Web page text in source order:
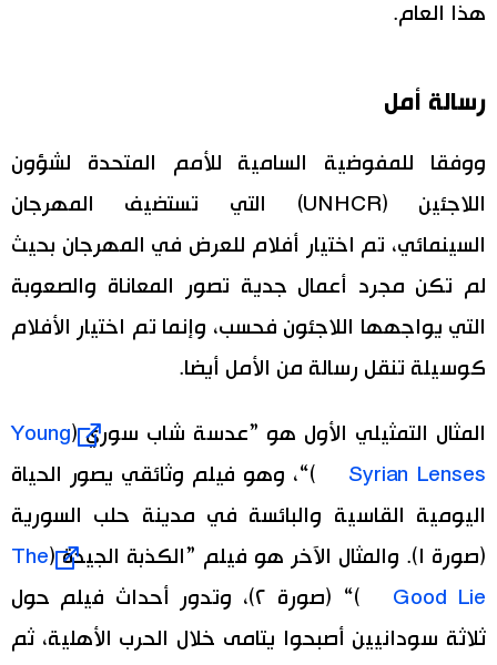
هذا العام.
رسالة أمل
ووفقا للمفوضية السامية للأمم المتحدة لشؤون
اللاجئين (UNHCR) التي تستضيف المهرجان
السينمائي، تم اختيار أفلام للعرض في المهرجان بحيث
لم تكن مجرد أعمال جدية تصور المعاناة والصعوبة
التي يواجهها اللاجئون فحسب، وإنما تم اختيار الأفلام
كوسيلة تنقل رسالة من الأمل أيضا.
المثال التمثيلي الأول هو ”عدسة شاب سوري (Young
Syrian Lenses
)“، وهو فيلم وثائقي يصور الحياة
اليومية القاسية والبائسة في مدينة حلب السورية
(صورة ١). والمثال الآخر هو فيلم ”الكذبة الجيدة (
The
Good Lie
)“ (صورة ٢)، وتدور أحداث فيلم حول
ثلاثة سودانيين أصبحوا يتامى خلال الحرب الأهلية، ثم